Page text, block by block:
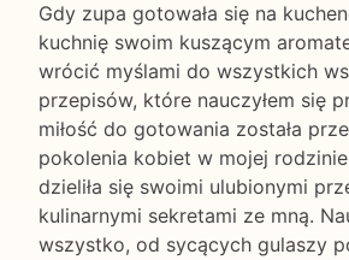
Gdy zupa gotowała się na
kuchnię swoim kuszącym
wrócić myślami do wszystkich
przepisów, które nauczyłem się
miłość do gotowania została
pokolenia kobiet w mojej
dzieliła się swoimi ulubionymi
kulinarnymi sekretami ze mną.
wszystko, od sycących gulaszy